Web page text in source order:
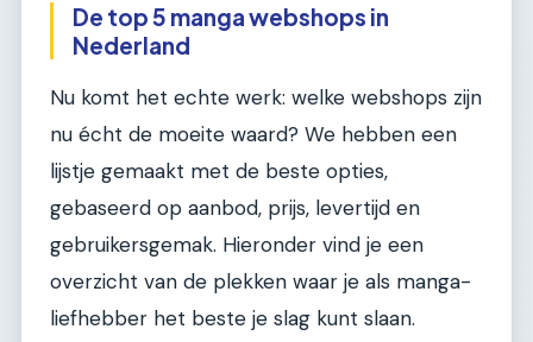
De top 5 manga webshops in
Nederland
Nu komt het echte werk: welke webshops zijn
nu écht de moeite waard? We hebben een
lijstje gemaakt met de beste opties,
gebaseerd op aanbod, prijs, levertijd en
gebruikersgemak. Hieronder vind je een
overzicht van de plekken waar je als manga-
liefhebber het beste je slag kunt slaan.